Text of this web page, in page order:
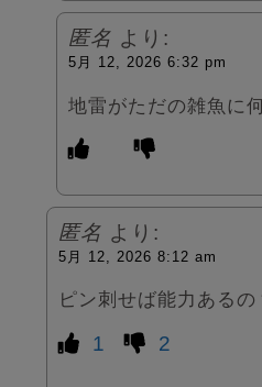
匿名 より:
5月 12, 2026 6:32 pm
地雷がただの雑魚に
匿名 より:
5月 12, 2026 8:12 am
ピン刺せば能力あるの
1 2